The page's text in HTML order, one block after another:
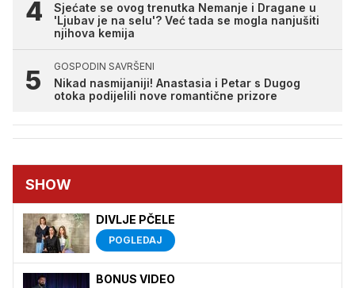
Sjećate se ovog trenutka Nemanje i Dragane u
'Ljubav je na selu'? Već tada se mogla nanjušiti
njihova kemija
GOSPODIN SAVRŠENI
Nikad nasmijaniji! Anastasia i Petar s Dugog
otoka podijelili nove romantične prizore
SHOW
DIVLJE PČELE
POGLEDAJ
BONUS VIDEO